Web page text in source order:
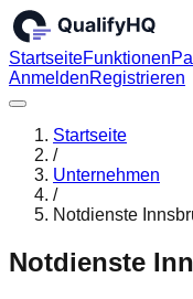
StartseiteFunktionen
AnmeldenRegistrieren
Startseite
/
Unternehmen
/
Notdienste
Notdienste